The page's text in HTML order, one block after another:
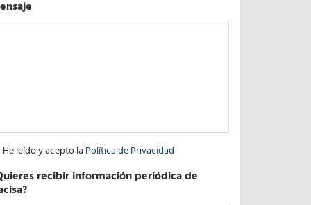
He leído y acepto la Política de Privacidad
recibir información periódica de